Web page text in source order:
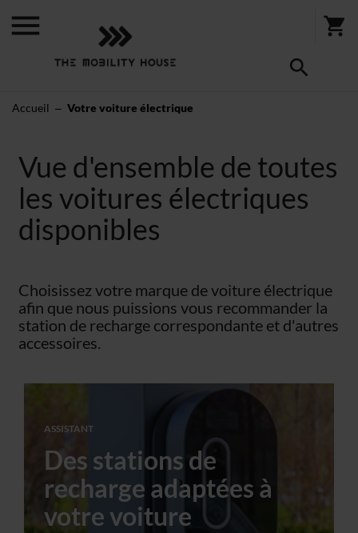
Accueil Votre voiture électrique
Vue d'ensemble de toutes
les voitures électriques
disponibles
Choisissez votre marque de voiture électrique
afin que nous puissions vous recommander la
station de recharge correspondante et d'autres
accessoires.
ASSISTANT
Des stations de
recharge adaptées à
votre voiture